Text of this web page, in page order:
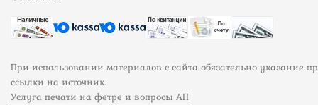
При использовании материалов с сайта обязательно указание
ссылки на источник.
Услуга печати на фетре и вопросы АП